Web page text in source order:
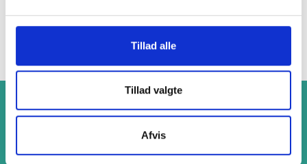
Tillad alle
Tillad valgte
Afvis
GDPR-netværk i samarbejde
Arbejder du med persondata og databeskyttelse i en